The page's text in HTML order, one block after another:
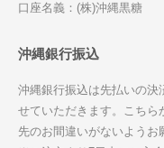
口座名義：(株)沖縄黒糖
沖縄銀行振込
沖縄銀行振込は先払いの決
せていただきます。こちら
先のお間違いがないようお